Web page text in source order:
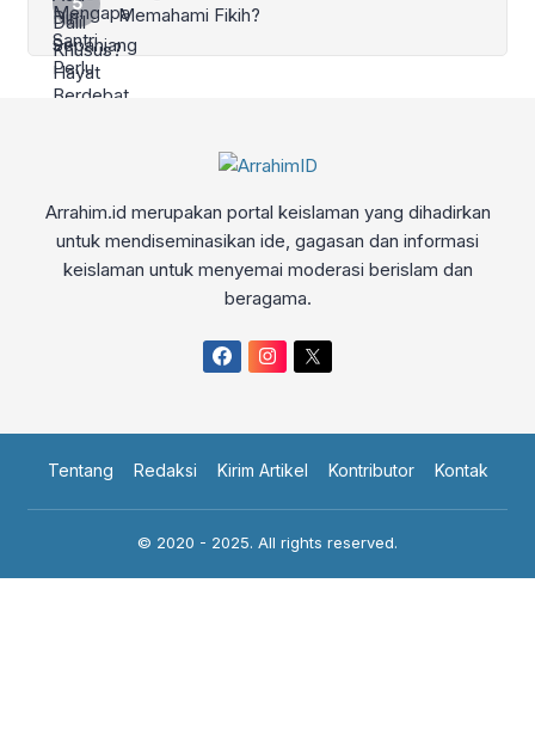
Memahami Fikih?
Arrahim.id merupakan portal keislaman yang dihadirkan
untuk mendiseminasikan ide, gagasan dan informasi
keislaman untuk menyemai moderasi berislam dan
beragama.
Tentang Redaksi Kirim Artikel Kontributor Kontak
© 2020 - 2025. All rights reserved.